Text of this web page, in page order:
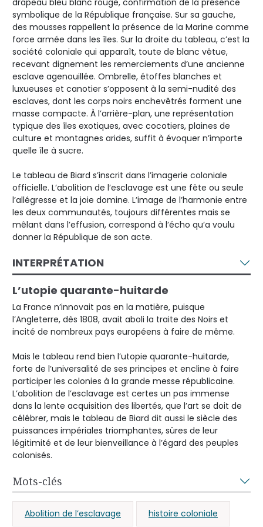
drapeau bleu blanc rouge, confirmation de la présence
symbolique de la République française. Sur sa gauche,
des mousses rappellent la présence de la Marine comme
force armée dans les îles. Sur la droite du tableau, c’est la
société coloniale qui apparaît, toute de blanc vêtue,
recevant dignement les remerciements d’une ancienne
esclave agenouillée. Ombrelle, étoffes blanches et
luxueuses et canotier s’opposent à la semi-nudité des
esclaves, dont les corps noirs enchevêtrés forment une
masse compacte. À l’arrière-plan, une représentation
typique des îles exotiques, avec cocotiers, plaines de
culture et montagnes arides, suffit à évoquer n’importe
quelle île à sucre.
Le tableau de Biard s’inscrit dans l’imagerie coloniale
officielle. L’abolition de l’esclavage est une fête ou seule
l’allégresse et la joie domine. L’image de l’harmonie entre
les deux communautés, toujours différentes mais se
mêlant dans l’effusion, correspond à l’écho qu’a voulu
donner la République de son acte.
INTERPRÉTATION
L’utopie quarante-huitarde
La France n’innovait pas en la matière, puisque
l’Angleterre, dès 1808, avait aboli la traite des Noirs et
incité de nombreux pays européens à faire de même.
Mais le tableau rend bien l’utopie quarante-huitarde,
forte de l’universalité de ses principes et encline à faire
participer les colonies à la grande messe républicaine.
L’abolition de l’esclavage est certes un pas immense
dans la lente acquisition des libertés, que l’art se doit de
célébrer, mais le tableau de Biard dit aussi le siècle des
puissances impériales triomphantes, sûres de leur
légitimité et de leur bienveillance à l’égard des peuples
colonisés.
Mots-clés
Abolition de l’esclavage histoire coloniale